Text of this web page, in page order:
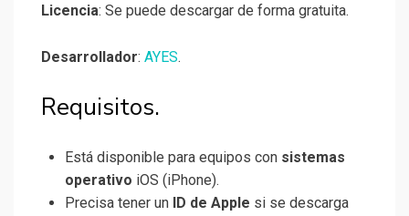
Licencia: Se puede descargar de forma gratuita.
Desarrollador: AYES.
Requisitos.
Está disponible para equipos con sistemas
operativo iOS (iPhone).
Precisa tener un ID de Apple si se descarga